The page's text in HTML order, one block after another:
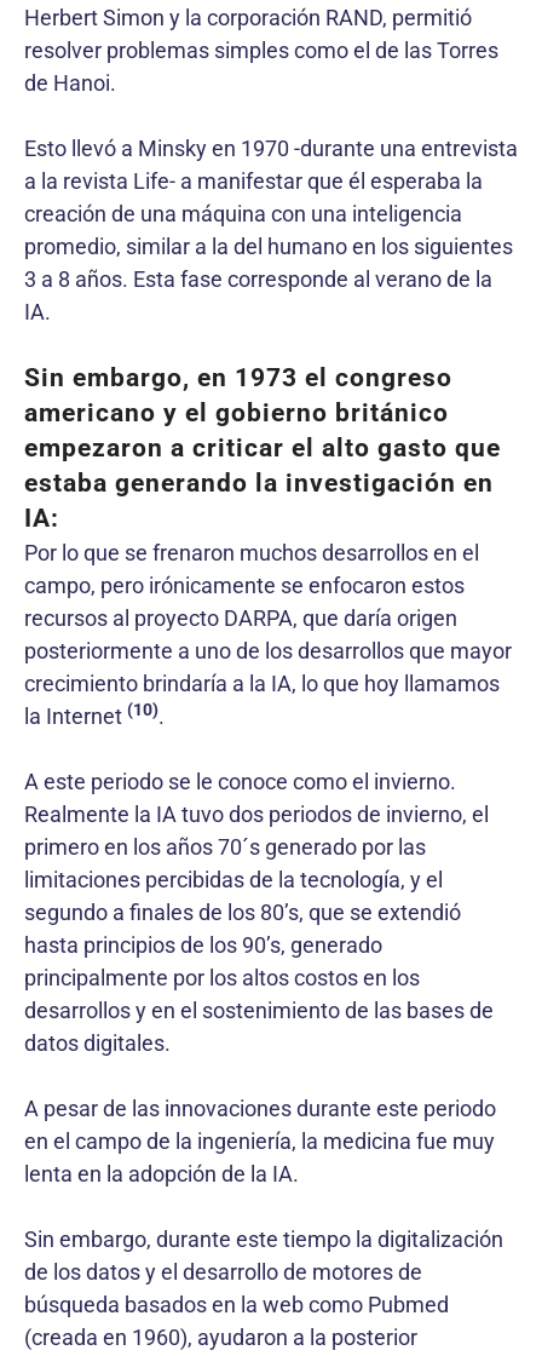
Herbert Simon y la corporación RAND, permitió
resolver problemas simples como el de las Torres
de Hanoi.
Esto llevó a Minsky en 1970 -durante una entrevista
a la revista Life- a manifestar que él esperaba la
creación de una máquina con una inteligencia
promedio, similar a la del humano en los siguientes
3 a 8 años. Esta fase corresponde al verano de la
IA.
Sin embargo, en 1973 el congreso
americano y el gobierno británico
empezaron a criticar el alto gasto que
estaba generando la investigación en
IA:
Por lo que se frenaron muchos desarrollos en el
campo, pero irónicamente se enfocaron estos
recursos al proyecto DARPA, que daría origen
posteriormente a uno de los desarrollos que mayor
crecimiento brindaría a la IA, lo que hoy llamamos
la Internet (10).
A este periodo se le conoce como el invierno.
Realmente la IA tuvo dos periodos de invierno, el
primero en los años 70´s generado por las
limitaciones percibidas de la tecnología, y el
segundo a finales de los 80’s, que se extendió
hasta principios de los 90’s, generado
principalmente por los altos costos en los
desarrollos y en el sostenimiento de las bases de
datos digitales.
A pesar de las innovaciones durante este periodo
en el campo de la ingeniería, la medicina fue muy
lenta en la adopción de la IA.
Sin embargo, durante este tiempo la digitalización
de los datos y el desarrollo de motores de
búsqueda basados en la web como Pubmed
(creada en 1960), ayudaron a la posterior